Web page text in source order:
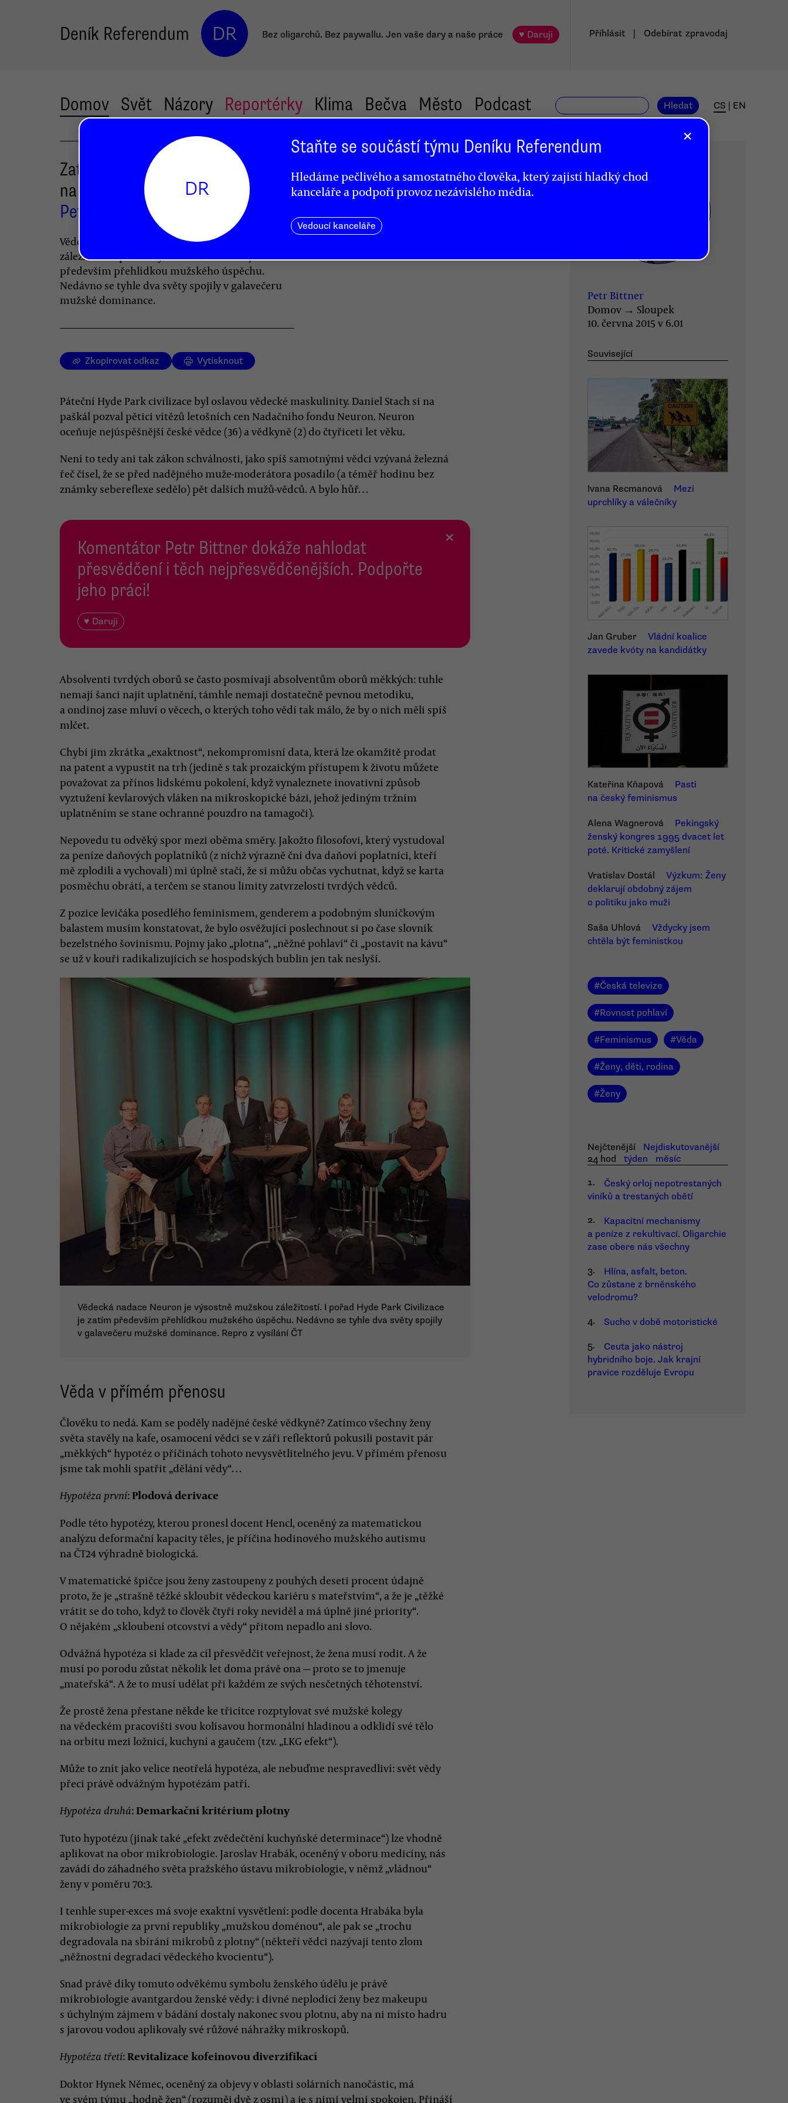
Deník Referendum DR Bez oligarchů. Bez paywallu. Jen vaše dary a naše práce ♥ Daruji Přihlásit Odebírat zpravodaj
Domov Svět Názory Reportérky Klima Bečva Město Podcast Hledat CS EN
Zatímco vědkyně světa stavěly
na kafe
Petr Bittner
Vědecká nadace Neuron je výsostně mužskou
záležitostí. I pořad Hyde Park Civilizace je zatím
především přehlídkou mužského úspěchu.
Nedávno se tyhle dva světy spojily v galavečeru
mužské dominance.
Zkopírovat odkaz Vytisknout
Páteční Hyde Park civilizace byl oslavou vědecké maskulinity. Daniel Stach si na
paškál pozval pětici vítězů letošních cen Nadačního fondu Neuron. Neuron
oceňuje nejúspěšnější české vědce (36) a vědkyně (2) do čtyřiceti let věku.
Není to tedy ani tak zákon schválnosti, jako spíš samotnými vědci vzývaná železná
řeč čísel, že se před nadějného muže-moderátora posadilo (a téměř hodinu bez
známky sebereflexe sedělo) pět dalších mužů-vědců. A bylo hůř…
Komentátor Petr Bittner dokáže nahlodat
přesvědčení i těch nejpřesvědčenějších. Podpořte
jeho práci!
♥ Daruji
×
Absolventi tvrdých oborů se často posmívají absolventům oborů měkkých: tuhle
nemají šanci najít uplatnění, támhle nemají dostatečně pevnou metodiku,
a ondinoj zase mluví o věcech, o kterých toho vědí tak málo, že by o nich měli spíš
mlčet.
Chybí jim zkrátka „exaktnost“, nekompromisní data, která lze okamžitě prodat
na patent a vypustit na trh (jedině s tak prozaickým přístupem k životu můžete
považovat za přínos lidskému pokolení, když vynaleznete inovativní způsob
vyztužení kevlarových vláken na mikroskopické bázi, jehož jediným tržním
uplatněním se stane ochranné pouzdro na tamagoči).
Nepovedu tu odvěký spor mezi oběma směry. Jakožto filosofovi, který vystudoval
za peníze daňových poplatníků (z nichž výrazně ční dva daňoví poplatníci, kteří
mě zplodili a vychovali) mi úplně stačí, že si můžu občas vychutnat, když se karta
posměchu obrátí, a terčem se stanou limity zatvrzelosti tvrdých vědců.
Z pozice levičáka posedlého feminismem, genderem a podobným sluníčkovým
balastem musím konstatovat, že bylo osvěžující poslechnout si po čase slovník
bezelstného šovinismu. Pojmy jako „plotna“, „něžné pohlaví“ či „postavit na kávu“
se už v kouři radikalizujících se hospodských bublin jen tak neslyší.
Vědecká nadace Neuron je výsostně mužskou záležitostí. I pořad Hyde Park Civilizace
je zatím především přehlídkou mužského úspěchu. Nedávno se tyhle dva světy spojily
v galavečeru mužské dominance. Repro z vysílání ČT
Věda v přímém přenosu
Člověku to nedá. Kam se poděly nadějné české vědkyně? Zatímco všechny ženy
světa stavěly na kafe, osamocení vědci se v záři reflektorů pokusili postavit pár
„měkkých“ hypotéz o příčinách tohoto nevysvětlitelného jevu. V přímém přenosu
jsme tak mohli spatřit „dělání vědy“…
Hypotéza první:Plodová derivace
Podle této hypotézy, kterou pronesl docent Hencl, oceněný za matematickou
analýzu deformační kapacity těles, je příčina hodinového mužského autismu
na ČT24 výhradně biologická.
V matematické špičce jsou ženy zastoupeny z pouhých deseti procent údajně
proto, že je „strašně těžké skloubit vědeckou kariéru s mateřstvím“, a že je „těžké
vrátit se do toho, když to člověk čtyři roky neviděl a má úplně jiné priority“.
O nějakém „skloubení otcovství a vědy“ přitom nepadlo ani slovo.
Odvážná hypotéza si klade za cíl přesvědčit veřejnost, že žena musí rodit. A že
musí po porodu zůstat několik let doma právě ona — proto se to jmenuje
„mateřská“. A že to musí udělat při každém ze svých nesčetných těhotenství.
Že prostě žena přestane někde ke třicítce rozptylovat své mužské kolegy
na vědeckém pracovišti svou kolísavou hormonální hladinou a odklidí své tělo
na orbitu mezi ložnicí, kuchyní a gaučem (tzv. „LKG efekt“).
Může to znít jako velice neotřelá hypotéza, ale nebuďme nespravedliví: svět vědy
přeci právě odvážným hypotézám patří.
Hypotéza druhá:Demarkační kritérium plotny
Tuto hypotézu (jinak také „efekt zvědečtění kuchyňské determinace“) lze vhodně
aplikovat na obor mikrobiologie. Jaroslav Hrabák, oceněný v oboru medicíny, nás
zavádí do záhadného světa pražského ústavu mikrobiologie, v němž „vládnou“
ženy v poměru 70:3.
I tenhle super-exces má svoje exaktní vysvětlení: podle docenta Hrabáka byla
mikrobiologie za první republiky „mužskou doménou“, ale pak se „trochu
degradovala na sbírání mikrobů z plotny“ (někteří vědci nazývají tento zlom
„něžnostní degradací vědeckého kvocientu“).
Snad právě díky tomuto odvěkému symbolu ženského údělu je právě
mikrobiologie avantgardou ženské vědy: i divné neplodící ženy bez makeupu
s úchylným zájmem v bádání dostaly nakonec svou plotnu, aby na ni místo hadru
s jarovou vodou aplikovaly své růžové náhražky mikroskopů.
Hypotéza třetí:Revitalizace kofeinovou diverzifikací
Doktor Hynek Němec, oceněný za objevy v oblasti solárních nanočástic, má
ve svém týmu „hodně žen“ (rozuměj dvě z osmi) a je s nimi velmi spokojen. Přináší
Petr Bittner
Domov → Sloupek
10. června 2015 v 6.01
Související
Ivana Recmanová
Mezi
uprchlíky a válečníky
Jan Gruber
Vládní koalice
zavede kvóty na kandidátky
Kateřina Kňapová
Pasti
na český feminismus
Alena Wagnerová
Pekingský
ženský kongres 1995 dvacet let
poté. Kritické zamyšlení
Vratislav Dostál
Výzkum: Ženy
deklarují obdobný zájem
o politiku jako muži
Saša Uhlová
Vždycky jsem
chtěla být feministkou
#Česká televize
#Rovnost pohlaví
#Feminismus #Věda
#Ženy, děti, rodina
#Ženy
Nejčtenější
Nejdiskutovanější
24 hod
týden
měsíc
1.
Český orloj nepotrestaných
viníků a trestaných obětí
2.
Kapacitní mechanismy
a peníze z rekultivací. Oligarchie
zase obere nás všechny
3.
Hlína, asfalt, beton.
Co zůstane z brněnského
velodromu?
4.
Sucho v době motoristické
5.
Ceuta jako nástroj
hybridního boje. Jak krajní
pravice rozděluje Evropu
×
DR
Staňte se součástí týmu Deníku Referendum
Hledáme pečlivého a samostatného člověka, který zajistí hladký chod
kanceláře a podpoří provoz nezávislého média.
Vedoucí kanceláře